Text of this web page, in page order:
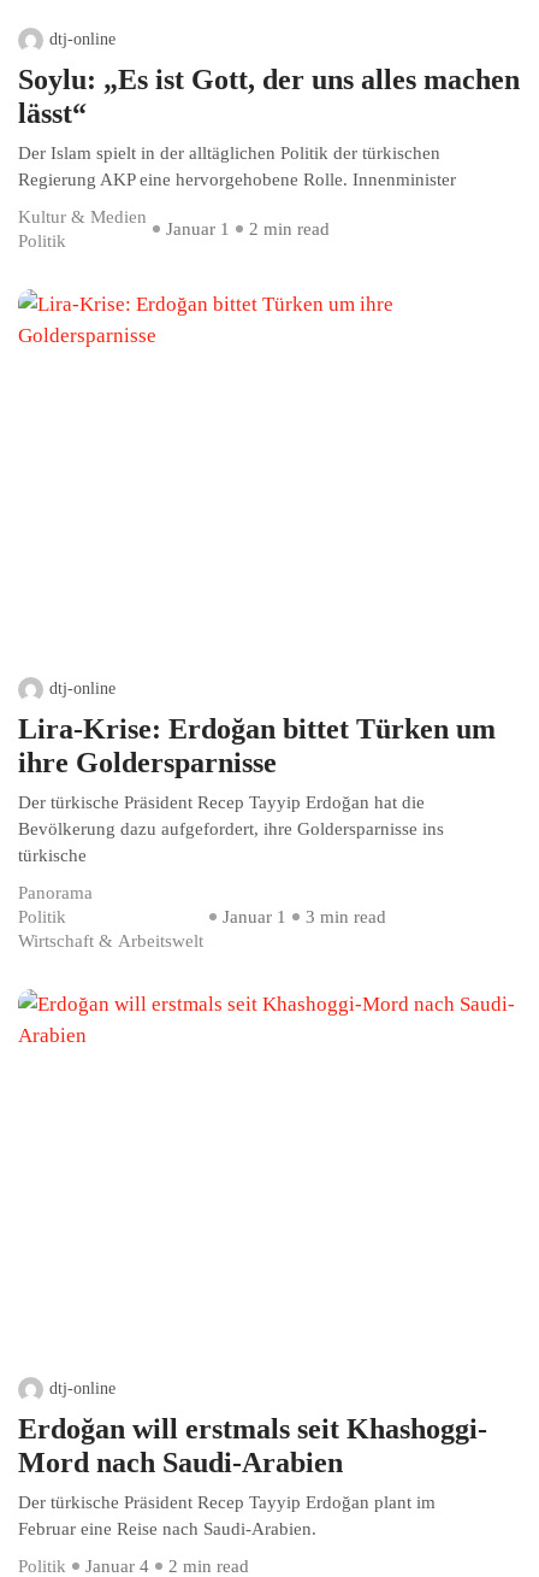
dtj-online
Soylu: „Es ist Gott, der uns alles machen
lässt“
Der Islam spielt in der alltäglichen Politik der türkischen
Regierung AKP eine hervorgehobene Rolle. Innenminister
Kultur & Medien
Politik
Januar 1 2 min read
dtj-online
Lira-Krise: Erdoğan bittet Türken um
ihre Goldersparnisse
Der türkische Präsident Recep Tayyip Erdoğan hat die
Bevölkerung dazu aufgefordert, ihre Goldersparnisse ins
türkische
Panorama
Politik
Wirtschaft & Arbeitswelt
Januar 1 3 min read
dtj-online
Erdoğan will erstmals seit Khashoggi-
Mord nach Saudi-Arabien
Der türkische Präsident Recep Tayyip Erdoğan plant im
Februar eine Reise nach Saudi-Arabien.
Politik
Januar 4 2 min read